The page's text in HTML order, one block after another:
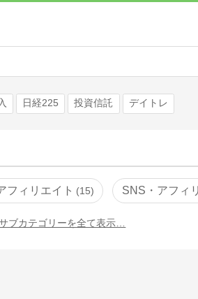
日経225 投資信託 デイトレ
フィリエイト 15 SNS・アフィ
ブカテゴリーを全て表示…